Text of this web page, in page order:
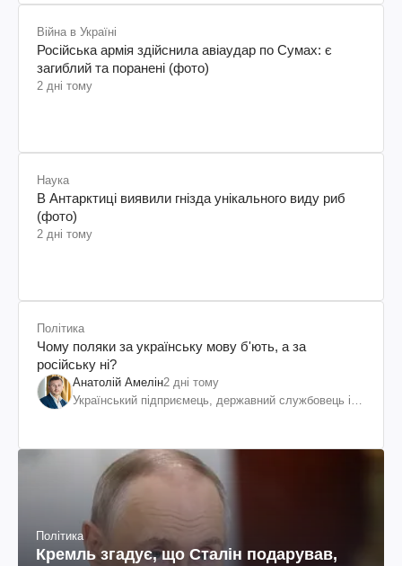
Війна в Україні
Російська армія здійснила авіаудар по Сумах: є
загиблий та поранені (фото)
2 дні тому
Наука
В Антарктиці виявили гнізда унікального виду риб
(фото)
2 дні тому
Політика
Чому поляки за українську мову б'ють, а за
російську ні?
Анатолій Амелін2 дні тому
Український підприємець, державний службовець і
Політика
Кремль згадує, що Сталін подарував,